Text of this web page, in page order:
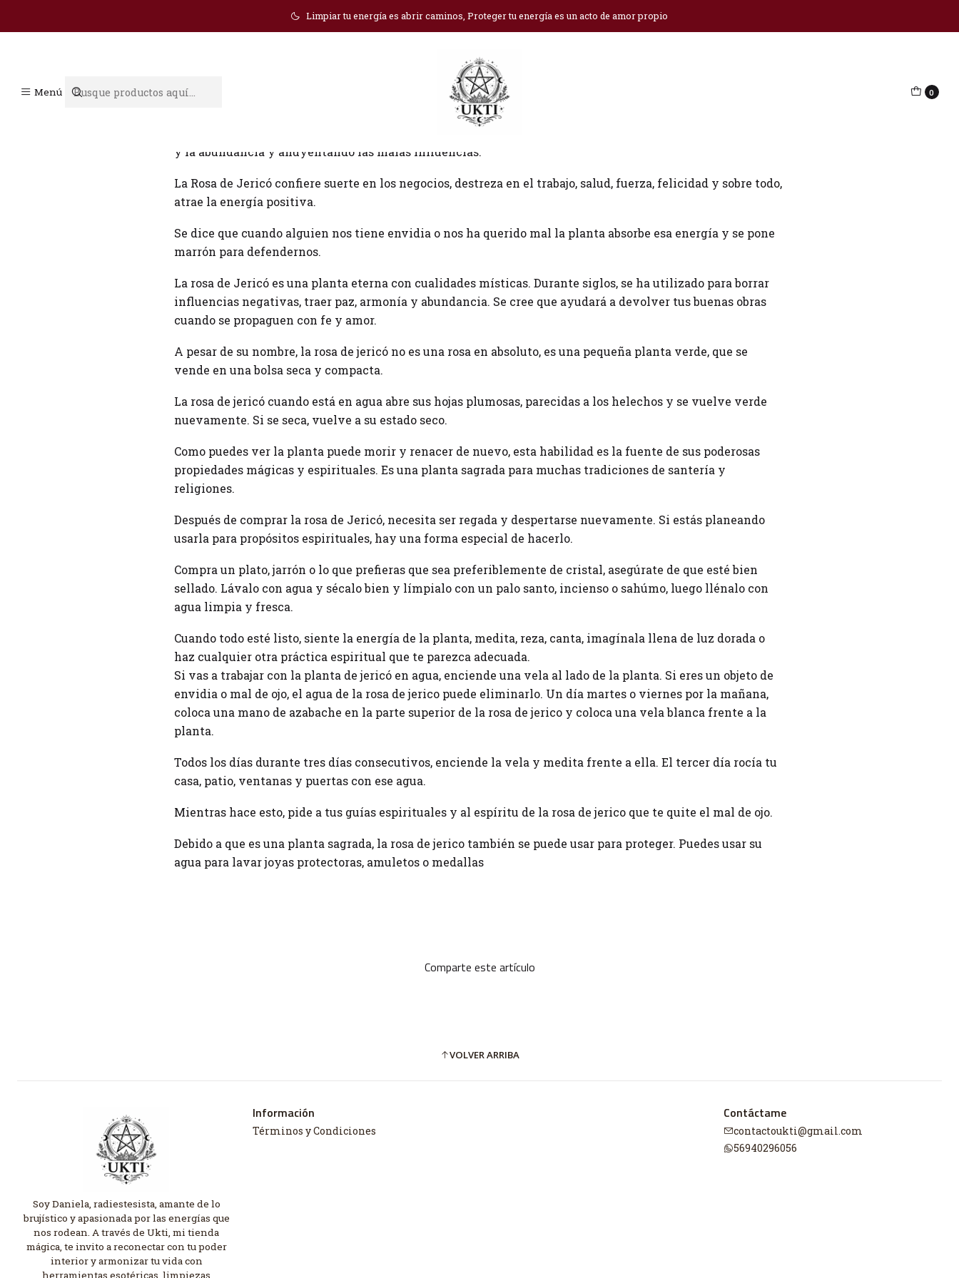
Menú 0
Limpiar tu energía es abrir caminos, Proteger tu energía es un acto de amor propio
Inicio Blog Rosa de Jericó
y la abundancia y ahuyentando las malas influencias.
La Rosa de Jericó confiere suerte en los negocios, destreza en el trabajo, salud, fuerza, felicidad y sobre todo,
atrae la energía positiva.
Se dice que cuando alguien nos tiene envidia o nos ha querido mal la planta absorbe esa energía y se pone
marrón para defendernos.
La rosa de Jericó es una planta eterna con cualidades místicas. Durante siglos, se ha utilizado para borrar
influencias negativas, traer paz, armonía y abundancia. Se cree que ayudará a devolver tus buenas obras
cuando se propaguen con fe y amor.
A pesar de su nombre, la rosa de jericó no es una rosa en absoluto, es una pequeña planta verde, que se
vende en una bolsa seca y compacta.
La rosa de jericó cuando está en agua abre sus hojas plumosas, parecidas a los helechos y se vuelve verde
nuevamente. Si se seca, vuelve a su estado seco.
Como puedes ver la planta puede morir y renacer de nuevo, esta habilidad es la fuente de sus poderosas
propiedades mágicas y espirituales. Es una planta sagrada para muchas tradiciones de santería y
religiones.
Después de comprar la rosa de Jericó, necesita ser regada y despertarse nuevamente. Si estás planeando
usarla para propósitos espirituales, hay una forma especial de hacerlo.
Compra un plato, jarrón o lo que prefieras que sea preferiblemente de cristal, asegúrate de que esté bien
sellado. Lávalo con agua y sécalo bien y límpialo con un palo santo, incienso o sahúmo, luego llénalo con
agua limpia y fresca.
Cuando todo esté listo, siente la energía de la planta, medita, reza, canta, imagínala llena de luz dorada o
haz cualquier otra práctica espiritual que te parezca adecuada.
Si vas a trabajar con la planta de jericó en agua, enciende una vela al lado de la planta. Si eres un objeto de
envidia o mal de ojo, el agua de la rosa de jerico puede eliminarlo. Un día martes o viernes por la mañana,
coloca una mano de azabache en la parte superior de la rosa de jerico y coloca una vela blanca frente a la
planta.
Todos los días durante tres días consecutivos, enciende la vela y medita frente a ella. El tercer día rocía tu
casa, patio, ventanas y puertas con ese agua.
Mientras hace esto, pide a tus guías espirituales y al espíritu de la rosa de jerico que te quite el mal de ojo.
Debido a que es una planta sagrada, la rosa de jerico también se puede usar para proteger. Puedes usar su
agua para lavar joyas protectoras, amuletos o medallas
Comparte este artículo
VOLVER ARRIBA
Soy Daniela, radiestesista, amante de lo
brujístico y apasionada por las energías que
nos rodean. A través de Ukti, mi tienda
mágica, te invito a reconectar con tu poder
interior y armonizar tu vida con
herramientas esotéricas, limpiezas
Información
Términos y Condiciones
Contáctame
contactoukti@gmail.com
56940296056